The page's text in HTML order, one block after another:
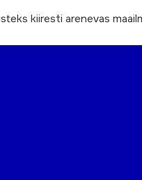
kiiresti arenevas